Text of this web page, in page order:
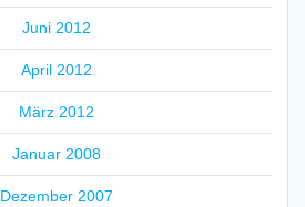
Juni 2012
April 2012
März 2012
Januar 2008
Dezember 2007